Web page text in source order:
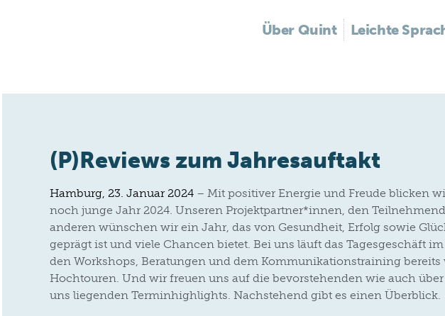
Über Quint Leichte
(P)Reviews zum Jahresauftakt
Hamburg, 23. Januar 2024 – Mit positiver Energie und Freude blicken
noch junge Jahr 2024. Unseren Projektpartner*innen, den
anderen wünschen wir ein Jahr, das von Gesundheit, Erfolg sowie
geprägt ist und viele Chancen bietet. Bei uns läuft das Tagesgeschäft
den Workshops, Beratungen und dem Kommunikationstraining bereits
Hochtouren. Und wir freuen uns auf die bevorstehenden wie auch
uns liegenden Terminhighlights. Nachstehend gibt es einen Überblick.